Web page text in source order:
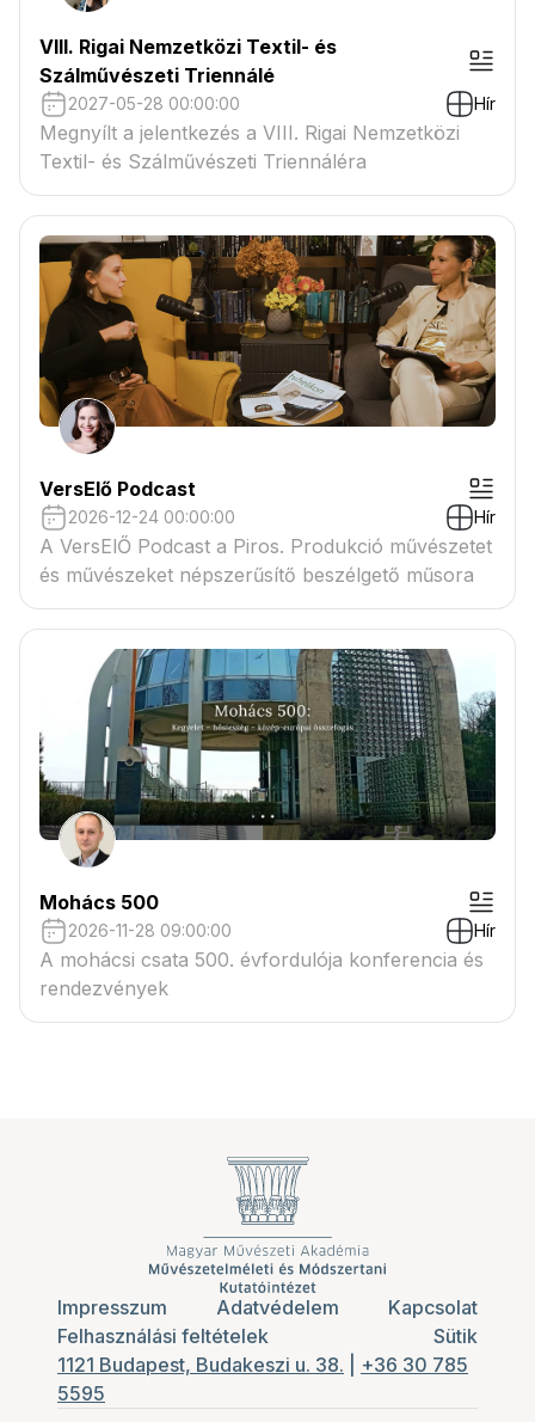
VIII. Rigai Nemzetközi Textil- és
Szálművészeti Triennálé
2027-05-28 00:00:00 Hír
Megnyílt a jelentkezés a VIII. Rigai Nemzetközi
Textil- és Szálművészeti Triennáléra
VersElő Podcast
2026-12-24 00:00:00 Hír
A VersElŐ Podcast a Piros. Produkció művészetet
és művészeket népszerűsítő beszélgető műsora
Mohács 500
2026-11-28 09:00:00 Hír
A mohácsi csata 500. évfordulója konferencia és
rendezvények
Impresszum Adatvédelem
Kapcsolat
Felhasználási feltételek
Sütik
1121 Budapest, Budakeszi u. 38.
+36 30 785
5595